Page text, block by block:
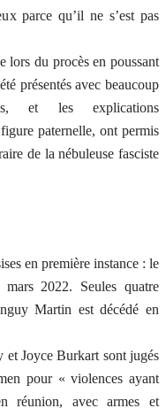
parce qu’il ne s’est pas
lors du procès en poussant
présentés avec beaucoup
et les explications
paternelle, ont permis
de la nébuleuse fasciste
en première instance : le
2022. Seules quatre
Martin est décédé en
et Joyce Burkart sont jugés
pour « violences ayant
réunion, avec armes et